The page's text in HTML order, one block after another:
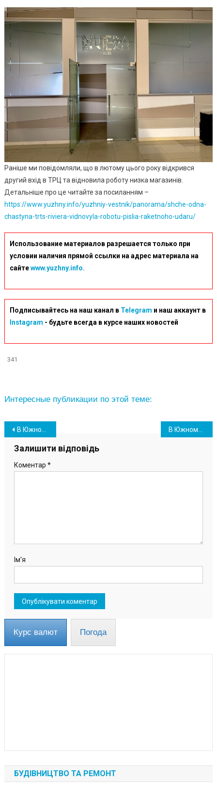
Раніше ми повідомляли, що в лютому цього року відкрився
другий вхід в ТРЦ та відновила роботу низка магазинів.
Детальніше про це читайте за посиланням –
https://www.yuzhny.info/yuzhniy-vestnik/panorama/shche-odna-
chastyna-trts-riviera-vidnovyla-robotu-pislia-raketnoho-udaru/
Использование материалов разрешается только при
условии наличия прямой ссылки на адрес материала на
сайтеwww.yuzhny.info.
Подписывайтесь на наш канал в Telegram и наш аккаунт в
Instagram - будьте всегда в курсе наших новостей
341
Интересные публикации по этой теме:
Навігація
записів
В Южному депутати зірвали сесію на підтримку колег, які виїхали за кордон
Залишити відповідь
Коментар *
Ім'я
Курс валют Погода
БУДІВНИЦТВО ТА РЕМОНТ